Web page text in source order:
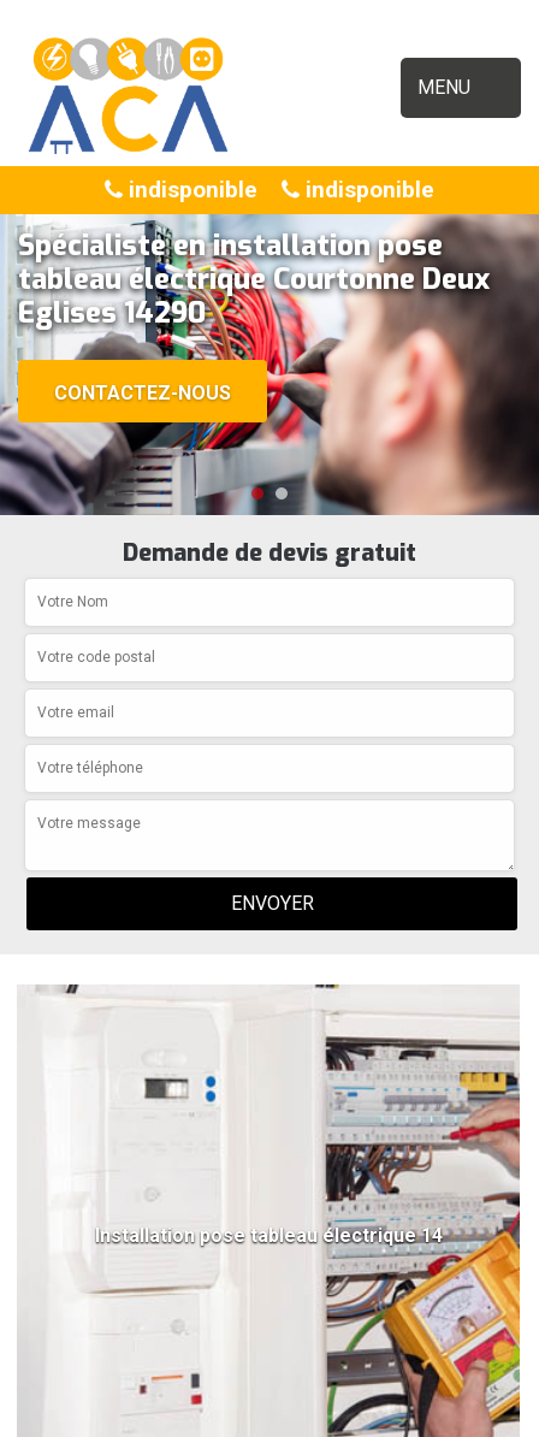
MENU
indisponible indisponible
Spécialiste en installation pose
tableau électrique Courtonne Deux
Eglises 14290
CONTACTEZ-NOUS
Demande de devis gratuit
Installation pose tableau électrique 14